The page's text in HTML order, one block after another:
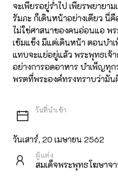
จะเพียรอยู่ร่ำไป เพียรพยายา
รัมภะ ก็เดินหน้าอย่างเดียว นี่
ไม่ใช่ศาสนาของคนอ่อนแอ พ
เข้มแข็ง มีแต่เดินหน้า ตอนบำ
แทบจะแย่อยู่แล้ว พระพุทธเจ้
อย่างการอดอาหาร บำเพ็ญทุ
พรตที่พระองค์ทรงทราบว่ามั
วันเสาร์, 20 เมษายน 2562
ผู้แต่ง
สมเด็จพระพุทธโฆษาจ